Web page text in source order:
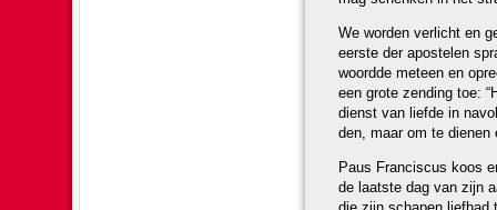
We wor­den verlicht en
eerste der apos­te­len
woordde meteen en
een grote zen­ding toe:
dienst van liefde in
den, maar om te dienen
Paus Fran­cis­cus koos
de laatste dag van zijn